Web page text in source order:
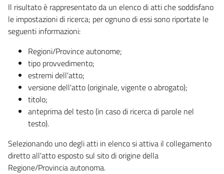
Il risultato è rappresentato da un elenco di atti che soddisfano
le impostazioni di ricerca; per ognuno di essi sono riportate le
seguenti informazioni:
Regioni/Province autonome;
tipo provvedimento;
estremi dell'atto;
versione dell'atto (originale, vigente o abrogato);
titolo;
anteprima del testo (in caso di ricerca di parole nel
testo).
Selezionando uno degli atti in elenco si attiva il collegamento
diretto all'atto esposto sul sito di origine della
Regione/Provincia autonoma.